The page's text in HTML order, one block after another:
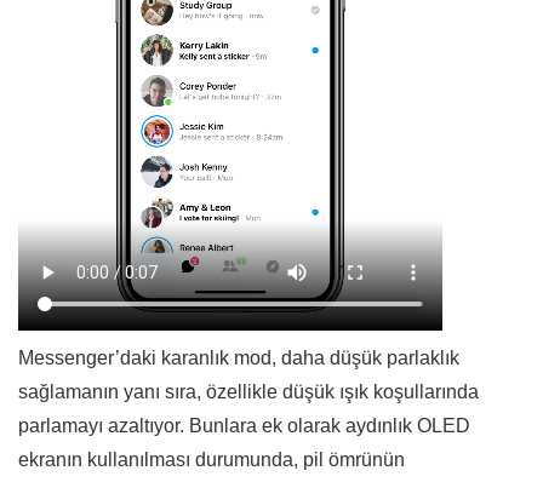
Messenger’daki karanlık mod, daha düşük parlaklık
sağlamanın yanı sıra, özellikle düşük ışık koşullarında
parlamayı azaltıyor. Bunlara ek olarak aydınlık OLED
ekranın kullanılması durumunda, pil ömrünün